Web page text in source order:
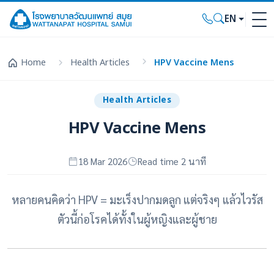
EN
Home Health Articles HPV Vaccine Mens
Health Articles
HPV Vaccine Mens
18 Mar 2026 Read time 2 นาที
หลายคนคิดว่า HPV = มะเร็งปากมดลูก แต่จริงๆ แล้วไวรัส
ตัวนี้ก่อโรคได้ทั้งในผู้หญิงและผู้ชาย